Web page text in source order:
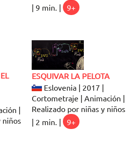
| 9 min. |
9+
|
niños
ESQUIVAR LA PELOTA
Eslovenia | 2017 |
Cortometraje | Animación |
Realizado por niñas y niños
| 2 min. |
9+